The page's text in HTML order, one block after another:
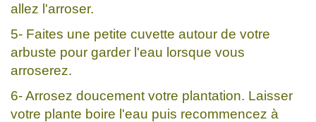
allez l'arroser.
5- Faites une petite cuvette autour de votre
arbuste pour garder l'eau lorsque vous
arroserez.
6- Arrosez doucement votre plantation. Laisser
votre plante boire l'eau puis recommencez à